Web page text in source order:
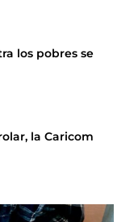
los pobres se
la Caricom